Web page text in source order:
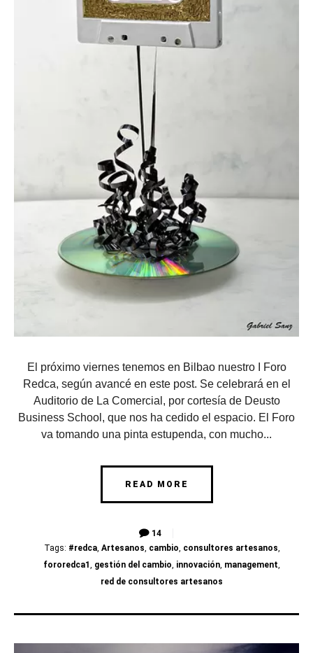
El próximo viernes tenemos en Bilbao nuestro I Foro
Redca, según avancé en este post. Se celebrará en el
Auditorio de La Comercial, por cortesía de Deusto
Business School, que nos ha cedido el espacio. El Foro
va tomando una pinta estupenda, con mucho...
READ MORE
14
Tags: #redca, Artesanos, cambio, consultores artesanos,
fororedca1 , gestión del cambio, innovación, management,
red de consultores artesanos